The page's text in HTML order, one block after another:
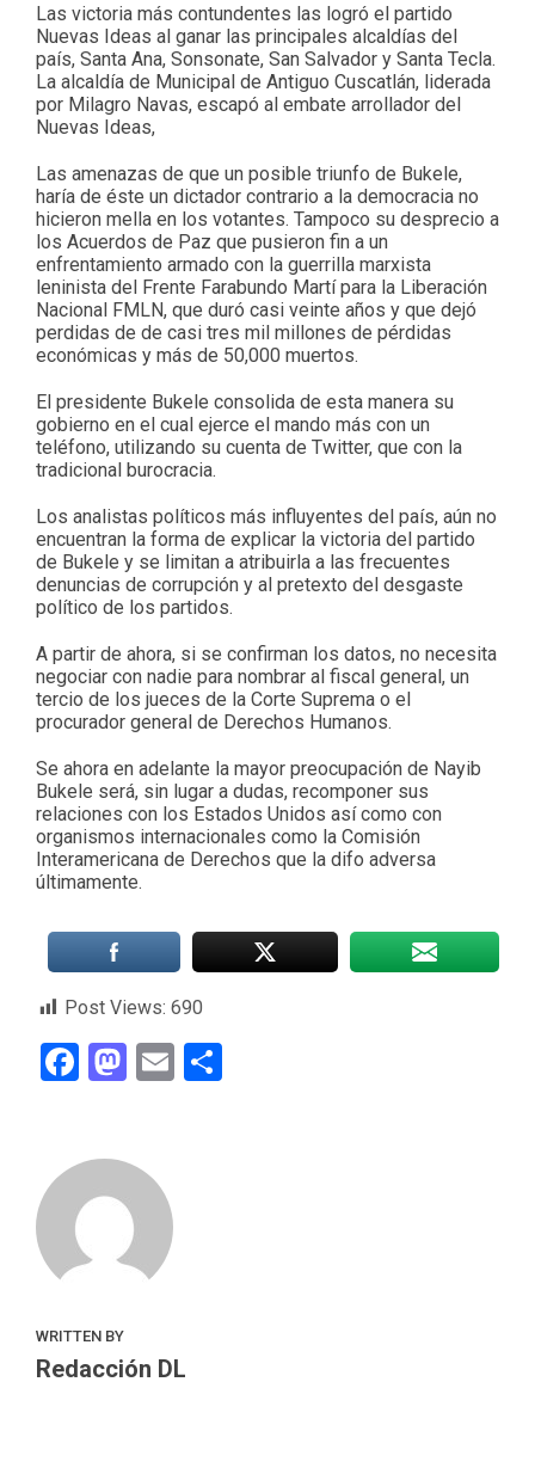
Las victoria más contundentes las logró el partido
Nuevas Ideas al ganar las principales alcaldías del
país, Santa Ana, Sonsonate, San Salvador y Santa Tecla.
La alcaldía de Municipal de Antiguo Cuscatlán, liderada
por Milagro Navas, escapó al embate arrollador del
Nuevas Ideas,
Las amenazas de que un posible triunfo de Bukele,
haría de éste un dictador contrario a la democracia no
hicieron mella en los votantes. Tampoco su desprecio a
los Acuerdos de Paz que pusieron fin a un
enfrentamiento armado con la guerrilla marxista
leninista del Frente Farabundo Martí para la Liberación
Nacional FMLN, que duró casi veinte años y que dejó
perdidas de de casi tres mil millones de pérdidas
económicas y más de 50,000 muertos.
El presidente Bukele consolida de esta manera su
gobierno en el cual ejerce el mando más con un
teléfono, utilizando su cuenta de Twitter, que con la
tradicional burocracia.
Los analistas políticos más influyentes del país, aún no
encuentran la forma de explicar la victoria del partido
de Bukele y se limitan a atribuirla a las frecuentes
denuncias de corrupción y al pretexto del desgaste
político de los partidos.
A partir de ahora, si se confirman los datos, no necesita
negociar con nadie para nombrar al fiscal general, un
tercio de los jueces de la Corte Suprema o el
procurador general de Derechos Humanos.
Se ahora en adelante la mayor preocupación de Nayib
Bukele será, sin lugar a dudas, recomponer sus
relaciones con los Estados Unidos así como con
organismos internacionales como la Comisión
Interamericana de Derechos que la difo adversa
últimamente.
Post Views: 690
Facebook
Mastodon
Email
WRITTEN BY
Redacción DL